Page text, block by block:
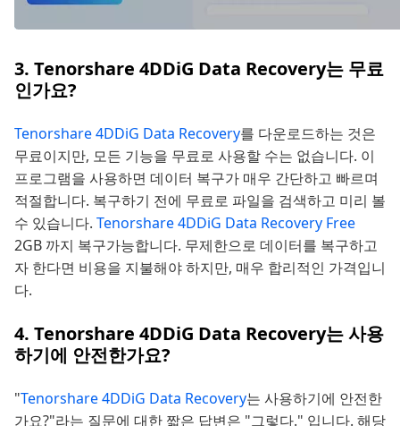
3. Tenorshare 4DDiG Data Recovery는 무료
인가요?
Tenorshare 4DDiG Data Recovery를 다운로드하는 것은
무료이지만, 모든 기능을 무료로 사용할 수는 없습니다. 이
프로그램을 사용하면 데이터 복구가 매우 간단하고 빠르며
적절합니다. 복구하기 전에 무료로 파일을 검색하고 미리 볼
수 있습니다. Tenorshare 4DDiG Data Recovery Free
2GB 까지 복구가능합니다. 무제한으로 데이터를 복구하고
자 한다면 비용을 지불해야 하지만, 매우 합리적인 가격입니
다.
4. Tenorshare 4DDiG Data Recovery는 사용
하기에 안전한가요?
"Tenorshare 4DDiG Data Recovery는 사용하기에 안전한
가요?"라는 질문에 대한 짧은 답변은 "그렇다." 입니다. 해당